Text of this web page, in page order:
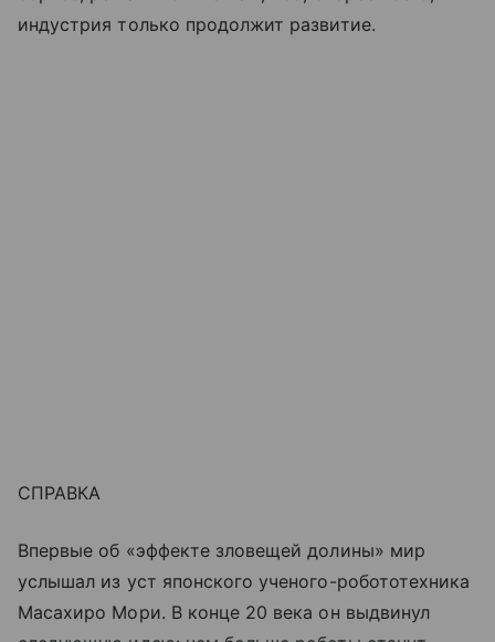
индустрия только продолжит развитие.
СПРАВКА
Впервые об «эффекте зловещей долины» мир
услышал из уст японского ученого-робототехника
Масахиро Мори. В конце 20 века он выдвинул